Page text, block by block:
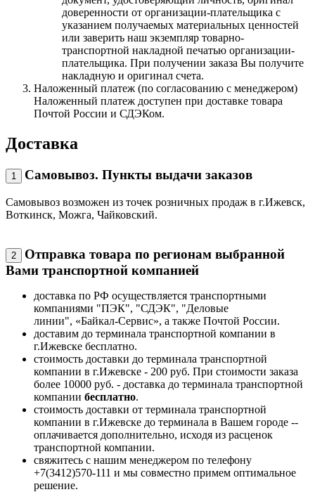
доверенности от организации-плательщика с
указанием получаемых материальных ценностей
или заверить наш экземпляр товарно-
транспортной накладной печатью организации-
плательщика. При получении заказа Вы получите
накладную и оригинал счета.
Наложенный платеж (по согласованию с менеджером)
Наложенный платеж доступен при доставке товара
Почтой России и СДЭКом.
Доставка
1 Самовывоз. Пункты выдачи заказов
Самовывоз возможен из точек розничных продаж в г.Ижевск,
Воткинск, Можга, Чайковский.
2
Отправка товара по регионам выбранной
Вами транспортной компанией
доставка по РФ осуществляется транспортными
компаниями "ПЭК", "СДЭК", "Деловые
линии", «Байкал-Сервис», а также Почтой России.
доставим до терминала транспортной компании в
г.Ижевске бесплатно.
стоимость доставки до терминала транспортной
компании в г.Ижевске - 200 руб. При стоимости заказа
более 10000 руб. - доставка до терминала транспортной
компании бесплатно.
стоимость доставки от терминала транспортной
компании в г.Ижевске до терминала в Вашем городе --
оплачивается дополнительно, исходя из расценок
транспортной компании.
свяжитесь с нашим менеджером по телефону
+7(3412)570-111 и мы совместно примем оптимальное
решение.